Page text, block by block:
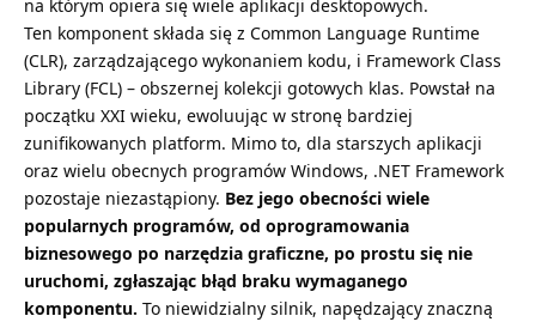
na którym opiera się wiele aplikacji desktopowych.
Ten komponent składa się z Common Language Runtime
(CLR), zarządzającego wykonaniem kodu, i Framework Class
Library (FCL) – obszernej kolekcji gotowych klas. Powstał na
początku XXI wieku, ewoluując w stronę bardziej
zunifikowanych platform. Mimo to, dla starszych aplikacji
oraz wielu obecnych programów Windows, .NET Framework
pozostaje niezastąpiony. Bez jego obecności wiele
popularnych programów, od oprogramowania
biznesowego po narzędzia graficzne, po prostu się nie
uruchomi, zgłaszając błąd braku wymaganego
komponentu. To niewidzialny silnik, napędzający znaczną